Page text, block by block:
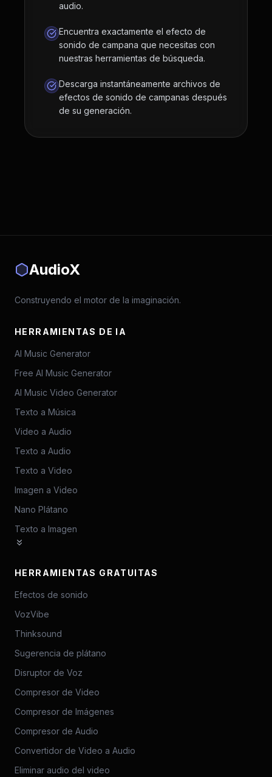
audio.
Encuentra exactamente el efecto de
sonido de campana que necesitas con
nuestras herramientas de búsqueda.
Descarga instantáneamente archivos de
efectos de sonido de campanas después
de su generación.
AudioX
Construyendo el motor de la imaginación.
HERRAMIENTAS DE IA
AI Music Generator
Free AI Music Generator
AI Music Video Generator
Texto a Música
Video a Audio
Texto a Audio
Texto a Video
Imagen a Video
Nano Plátano
Texto a Imagen
HERRAMIENTAS GRATUITAS
Efectos de sonido
VozVibe
Thinksound
Sugerencia de plátano
Disruptor de Voz
Compresor de Video
Compresor de Imágenes
Compresor de Audio
Convertidor de Video a Audio
Eliminar audio del video